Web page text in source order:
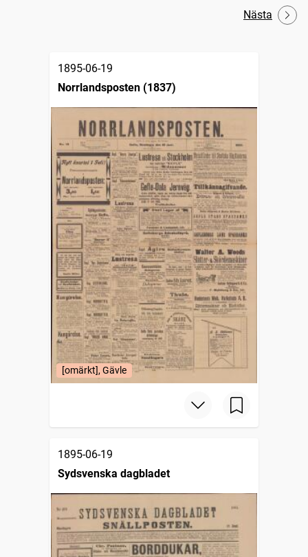
Nästa
1895-06-19
Norrlandsposten (1837)
[omärkt], Gävle
1895-06-19
Sydsvenska dagbladet